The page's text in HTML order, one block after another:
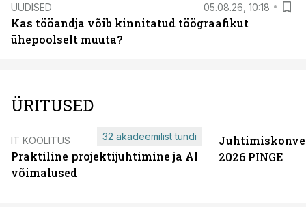
UUDISED 05.08.26, 10:18
Kas tööandja võib kinnitatud töögraafikut
ühepoolselt muuta?
ÜRITUSED
IT KOOLITUS
Praktiline projektijuhtimine ja AI
võimalused
32 akadeemilist tundi
2026 PINGE